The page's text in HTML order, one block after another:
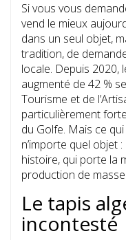
Si vous vous
vend le mieux
dans un seul objet,
tradition, de
locale. Depuis 2020,
augmenté de 42 %
Tourisme et de
particulièrement
du Golfe. Mais ce
n’importe quel objet
histoire, qui porte la
production de masse.
Le tapis
incontesté